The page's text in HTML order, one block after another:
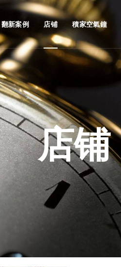
翻新案例 店铺 積家空氣鐘
店铺